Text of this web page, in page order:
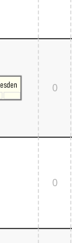
Ost
Stellwerke
Mitte
0
0